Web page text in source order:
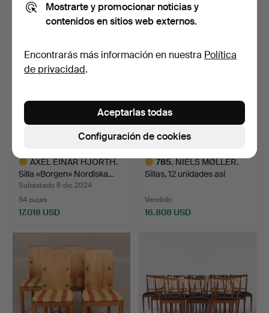
17.333 USD 17.333 USD
AXEL EINAR HJORTH.
Silla «Borgen» Nordiska…
Subastado 6 dic 2024
54 pujas
17.018 USD
785.NIELS MØLLER.
Sillas, 12 unidades así
Vendido
16.808 USD
Mostrarte y promocionar noticias y
contenidos en sitios web externos.
Encontrarás más información en nuestra Política
de privacidad.
Configuración de cookies
Aceptarlas todas